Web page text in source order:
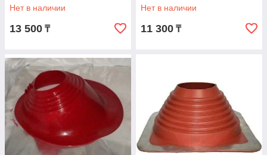
Нет в наличии
13 500 ₸
Нет в наличии
11 300 ₸